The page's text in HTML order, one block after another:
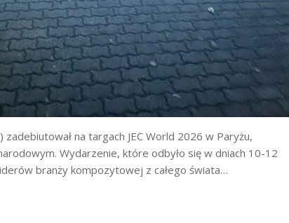
na targach JEC World 2026 w Paryżu,
Wydarzenie, które odbyło się w dniach 10-12
branży kompozytowej z całego świata…